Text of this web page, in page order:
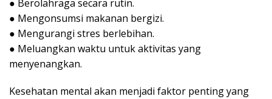
● Berolahraga secara rutin.
● Mengonsumsi makanan bergizi.
● Mengurangi stres berlebihan.
● Meluangkan waktu untuk aktivitas yang
menyenangkan.
Kesehatan mental akan menjadi faktor penting yang